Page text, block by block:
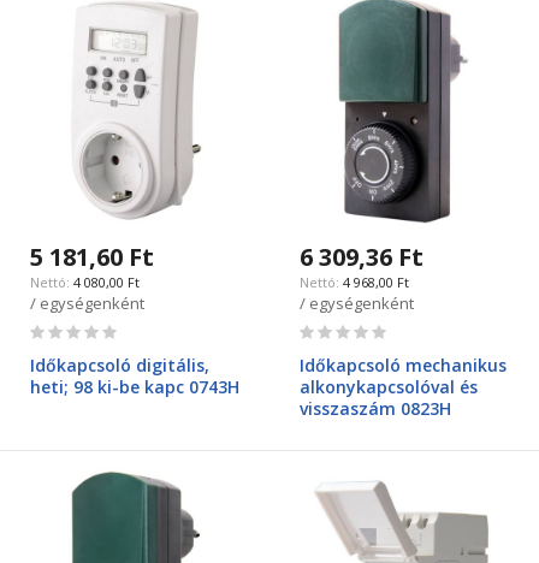
5 181,60 Ft
4 080,00 Ft
/ egységenként
Rating:
Időkapcsoló digitális,
heti; 98 ki-be kapc 0743H
6 309,36 Ft
4 968,00 Ft
/ egységenként
Rating:
Időkapcsoló mechanikus
alkonykapcsolóval és
visszaszám 0823H